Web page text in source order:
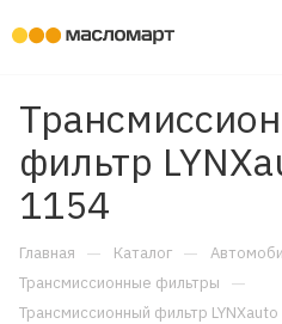
фильтр
1154
Главная — Каталог —
Трансмиссионные фильтры —
Трансмиссионный фильтр LYNXauto